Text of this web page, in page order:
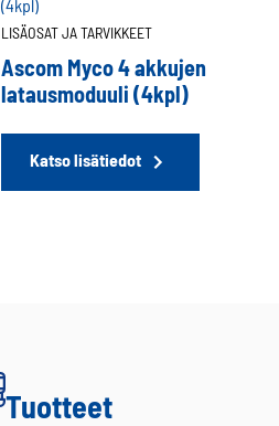
LISÄOSAT JA TARVIKKEET
Ascom Myco 4 akkujen
latausmoduuli (4kpl)
Katso lisätiedot
Tuotteet